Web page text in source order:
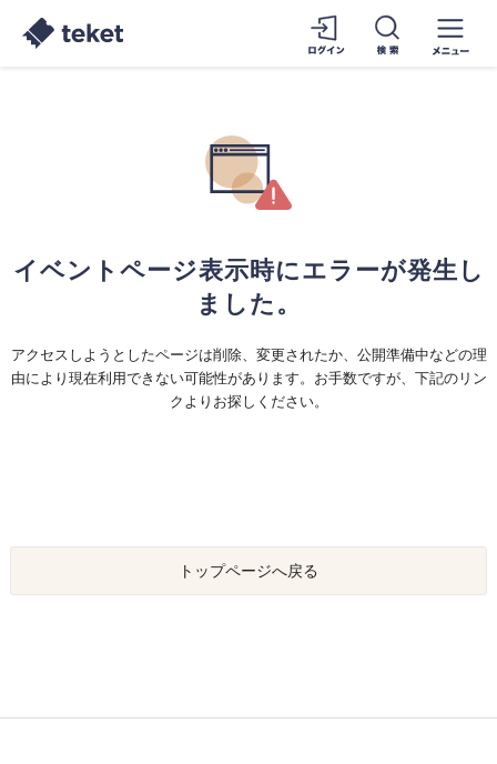
イベントページ表示時にエラーが発生し
ました。
アクセスしようとしたページは削除、変更されたか、公開準備中などの理
由により現在利用できない可能性があります。お手数ですが、下記のリン
クよりお探しください。
トップページへ戻る